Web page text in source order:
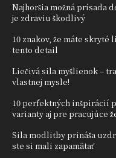
Najhoršia možná prísada
je zdraviu škodlivý
10 znakov, že máte skryté
tento detail
Liečivá sila myšlienok –
vlastnej mysle!
10 perfektných inšpirácií
varianty aj pre pracujúce
Sila modlitby prináša
ste si mali zapamätať